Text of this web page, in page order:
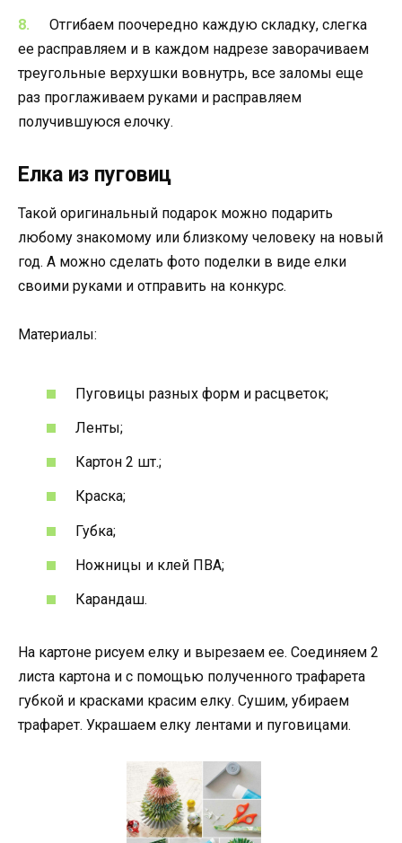
Отгибаем поочередно каждую складку, слегка
ее расправляем и в каждом надрезе заворачиваем
треугольные верхушки вовнутрь, все заломы еще
раз проглаживаем руками и расправляем
получившуюся елочку.
Елка из пуговиц
Такой оригинальный подарок можно подарить
любому знакомому или близкому человеку на новый
год. А можно сделать фото поделки в виде елки
своими руками и отправить на конкурс.
Материалы:
Пуговицы разных форм и расцветок;
Ленты;
Картон 2 шт.;
Краска;
Губка;
Ножницы и клей ПВА;
Карандаш.
На картоне рисуем елку и вырезаем ее. Соединяем 2
листа картона и с помощью полученного трафарета
губкой и красками красим елку. Сушим, убираем
трафарет. Украшаем елку лентами и пуговицами.